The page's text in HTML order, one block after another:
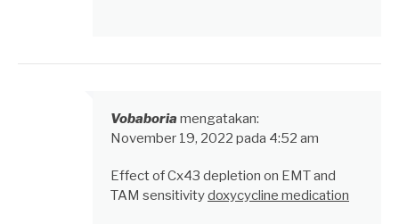
Vobaboria mengatakan:
November 19, 2022 pada 4:52 am
Effect of Cx43 depletion on EMT and
TAM sensitivitydoxycycline medication